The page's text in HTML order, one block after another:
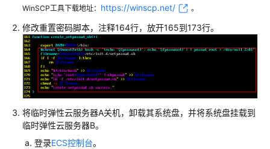
助
通
用
参
考
责
任
WinSCP工具下载地址： https://winscp.net/ 。
修改重置密码脚本，注释164行，放开165到173行。
将临时弹性云服务器A关机，卸载其系统盘，并将系统盘挂载到
临时弹性云服务器B。
登录ECS控制台。